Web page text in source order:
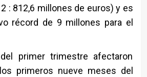
: 812,6 millones de euros) y es
récord de 9 millones para el
primer trimestre afectaron
primeros nueve meses del